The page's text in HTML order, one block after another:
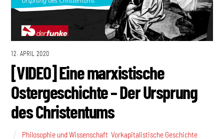
12. APRIL 2020
[VIDEO] Eine marxistische
Ostergeschichte – Der Ursprung
des Christentums
Philosophie und Wissenschaft ,Vorkapitalistische Geschichte